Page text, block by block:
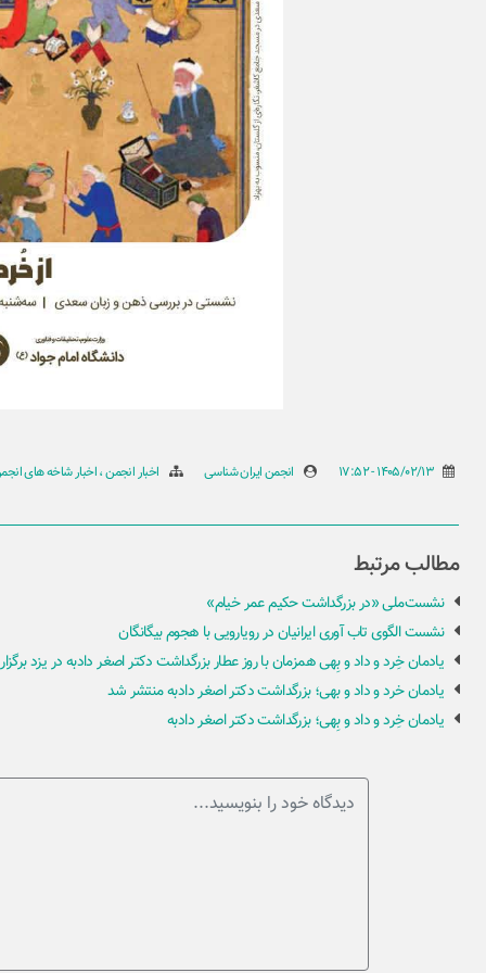
انجمن ایران شناسی اخبار انجمن اخبار شاخه های
مطالب مرتبط
نشست‌ملی «در بزرگداشت حکیم عمر خیام»
نشست الگوی تاب آوری ایرانیان در رویارویی با هجوم بیگانگان
یادمان خِرد و داد و بِهی همزمان با روز عطار بزرگداشت دکتر اصغر دادبه در یزد
یادمان خرد و داد و بهی؛ بزرگداشت دکتر اصغر دادبه منتشر شد
یادمان خِرد و داد و بِهی؛ بزرگداشت دکتر اصغر دادبه